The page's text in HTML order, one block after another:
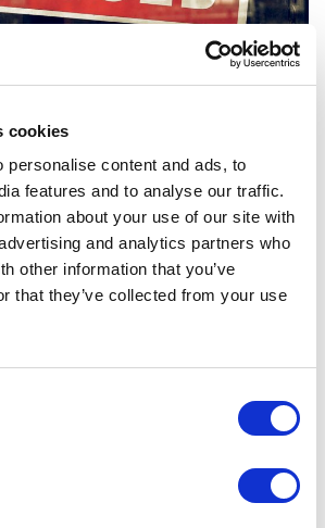
cookies
personalise content and ads, to
features and to analyse our traffic.
about your use of our site with
and analytics partners who
other information that you’ve
that they’ve collected from your use
menos concurridas y el comercio de
operadores, han visto cómo el goteo de gente
antaño templos delshopping hoy semi
de algunos centros comerciales, que han
limitaciones sanitarias durante meses
clientes. Los operadores situados en
canutas y tardarán en convencer a esos
una contrapartida que, aunque no cura, sí
de aire si son capaces de renegociar unas
han quedado completamente fuera de